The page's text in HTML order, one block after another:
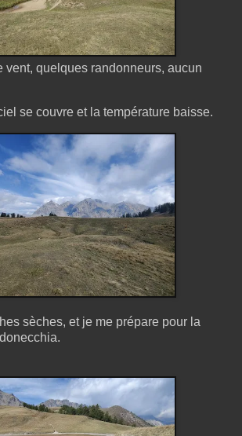
vent, quelques randonneurs, aucun
se couvre et la température baisse.
sèches, et je me prépare pour la